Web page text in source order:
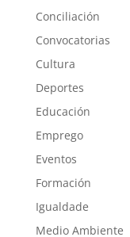
Conciliación
Convocatorias
Cultura
Deportes
Educación
Emprego
Eventos
Formación
Igualdade
Medio Ambiente